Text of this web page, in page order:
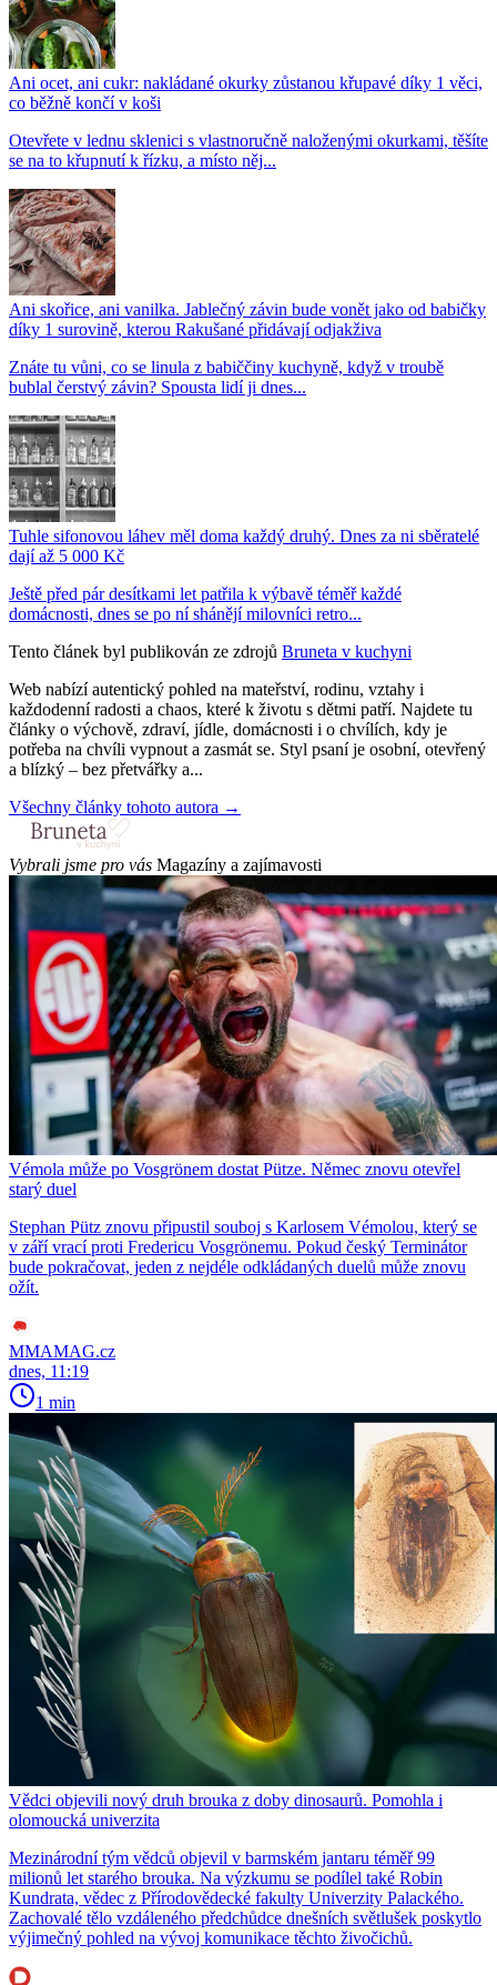
Ani ocet, ani cukr: nakládané okurky zůstanou křupavé díky 1 věci,
co běžně končí v koši
Otevřete v lednu sklenici s vlastnoručně naloženými okurkami, těšíte
se na to křupnutí k řízku, a místo něj...
Ani skořice, ani vanilka. Jablečný závin bude vonět jako od babičky
díky 1 surovině, kterou Rakušané přidávají odjakživa
Znáte tu vůni, co se linula z babiččiny kuchyně, když v troubě
bublal čerstvý závin? Spousta lidí ji dnes...
Tuhle sifonovou láhev měl doma každý druhý. Dnes za ni sběratelé
dají až 5 000 Kč
Ještě před pár desítkami let patřila k výbavě téměř každé
domácnosti, dnes se po ní shánějí milovníci retro...
Tento článek byl publikován ze zdrojů Bruneta v kuchyni
Web nabízí autentický pohled na mateřství, rodinu, vztahy i
každodenní radosti a chaos, které k životu s dětmi patří. Najdete tu
články o výchově, zdraví, jídle, domácnosti i o chvílích, kdy je
potřeba na chvíli vypnout a zasmát se. Styl psaní je osobní, otevřený
a blízký – bez přetvářky a...
Všechny články tohoto autora →
Vybrali jsme pro vás Magazíny a zajímavosti
Vémola může po Vosgrönem dostat Pütze. Němec znovu otevřel
starý duel
Stephan Pütz znovu připustil souboj s Karlosem Vémolou, který se
v září vrací proti Fredericu Vosgrönemu. Pokud český Terminátor
bude pokračovat, jeden z nejdéle odkládaných duelů může znovu
ožít.
MMAMAG.cz
dnes, 11:19
1 min
Vědci objevili nový druh brouka z doby dinosaurů. Pomohla i
olomoucká univerzita
Mezinárodní tým vědců objevil v barmském jantaru téměř 99
milionů let starého brouka. Na výzkumu se podílel také Robin
Kundrata, vědec z Přírodovědecké fakulty Univerzity Palackého.
Zachovalé tělo vzdáleného předchůdce dnešních světlušek poskytlo
výjimečný pohled na vývoj komunikace těchto živočichů.